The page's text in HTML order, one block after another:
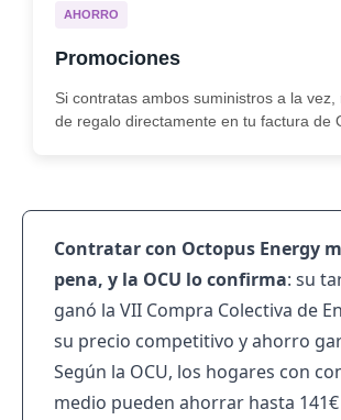
AHORRO
Promociones
Si contratas ambos suministros a la
de regalo directamente en tu factura de
Contratar con Octopus Energy
pena, y la OCU lo confirma: su
ganó la VII Compra Colectiva de
su precio competitivo y ahorro
Según la OCU, los hogares con
medio pueden ahorrar hasta